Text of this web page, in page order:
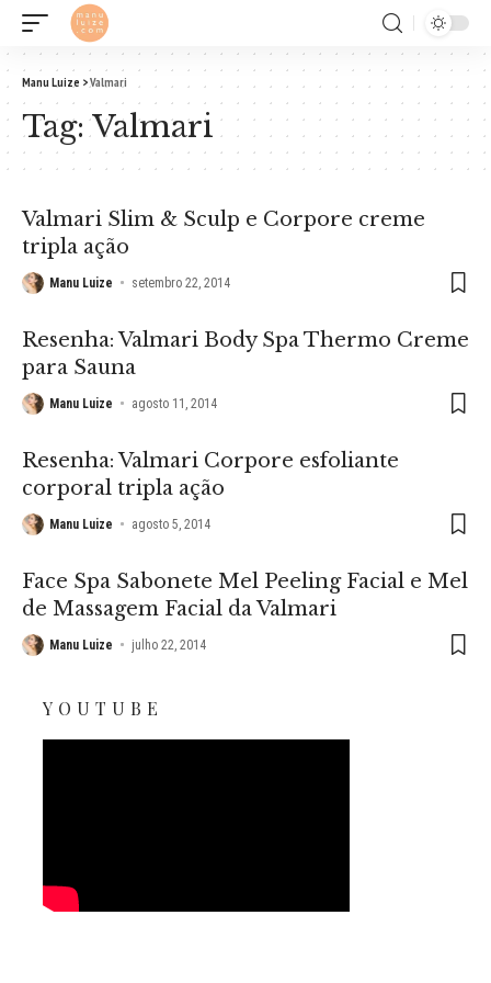
Manu Luize >Valmari
Tag:Valmari
Valmari Slim & Sculp e Corpore creme
tripla ação
Manu Luize setembro 22, 2014
Resenha: Valmari Body Spa Thermo Creme
para Sauna
Manu Luize agosto 11, 2014
Resenha: Valmari Corpore esfoliante
corporal tripla ação
Manu Luize agosto 5, 2014
Face Spa Sabonete Mel Peeling Facial e Mel
de Massagem Facial da Valmari
Manu Luize julho 22, 2014
YOUTUBE